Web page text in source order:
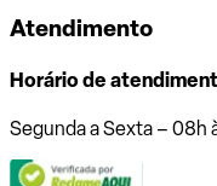
Atendimento
Horário de
Segunda a Sexta – 08h